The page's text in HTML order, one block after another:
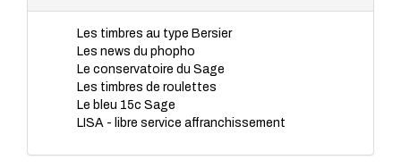
Les timbres au type Bersier
Les news du phopho
Le conservatoire du Sage
Les timbres de roulettes
Le bleu 15c Sage
LISA - libre service affranchissement